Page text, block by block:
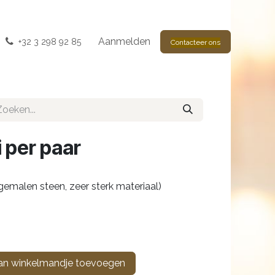
+32 3 298 92 85 Aanmelden Contacteer ons
per paar
steen, zeer sterk materiaal)
winkelmandje toevoegen